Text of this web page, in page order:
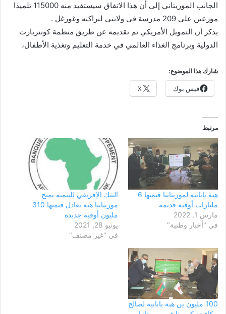
الجانب الموريتاني إلى أن هذا الاتفاق سيستفيد منه 115000 تلميذا
موزعين على 209 مدرسة في ولايتي لبراكنه وغورغل .
يذكر أن التمويل الأمريكي تم تقديمه عن طريق منظمة كونتربارت
الدولية وبرنامج الغذاء العالمي في خدمة التعليم وتغذية الأطفال،
شارك هذا الموضوع:
فيس بوك X
مرتبط
هبة يابانية لموريتانيا قيمتها 6
مليارات أوقية قديمة
مارس 1, 2022
في "أخبار وطنية"
البنك الإفريقي للتنمية يمنح
موريتانيا هبة تعادل قيمتها 310
مليون أوقية جديدة
يونيو 28, 2021
في "غير مصنف"
100 مليون ين هبة يابانية لصالح